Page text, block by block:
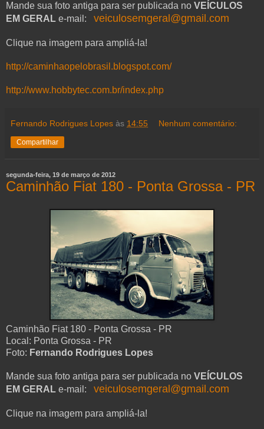
Mande sua foto antiga para ser publicada no VEÍCULOS
EM GERAL e-mail: veiculosemgeral@gmail.com
Clique na imagem para ampliá-la!
http://caminhaopelobrasil.blogspot.com/
http://www.hobbytec.com.br/index.php
Fernando Rodrigues Lopes às 14:55 Nenhum comentário:
Compartilhar
segunda-feira, 19 de março de 2012
Caminhão Fiat 180 - Ponta Grossa - PR
Caminhão Fiat 180 - Ponta Grossa - PR
Local: Ponta Grossa - PR
Foto: Fernando Rodrigues Lopes
Mande sua foto antiga para ser publicada no VEÍCULOS
EM GERAL e-mail: veiculosemgeral@gmail.com
Clique na imagem para ampliá-la!